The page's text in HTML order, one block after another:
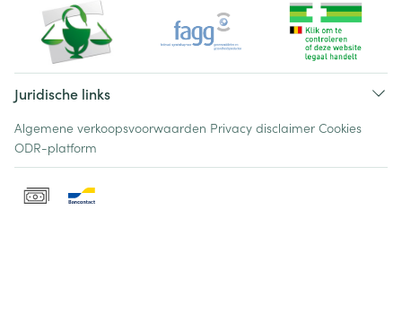
Juridische links
Algemene verkoopsvoorwaarden Privacy disclaimer Cookies
ODR-platform